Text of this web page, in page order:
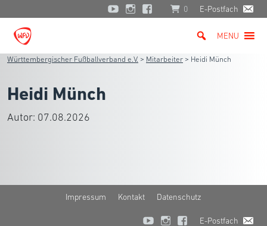
0 E-Postfach
MENU
Württembergischer Fußballverband e.V. > Mitarbeiter > Heidi Münch
Heidi Münch
Autor: 07.08.2026
Impressum Kontakt Datenschutz
E-Postfach